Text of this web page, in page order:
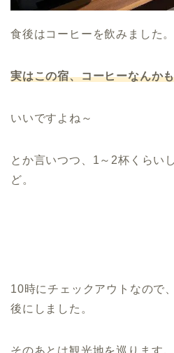
食後はコーヒーを飲みました。
実はこの宿、コーヒーなんか
いいですよね～
とか言いつつ、1～2杯くらい
ど。
10時にチェックアウトなので
後にしました。
そのあとは観光地を巡ります。